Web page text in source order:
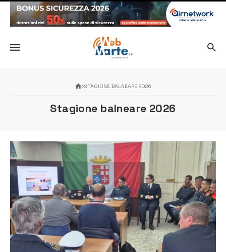
STAGIONE BALNEARE 2026
Stagione balneare 2026